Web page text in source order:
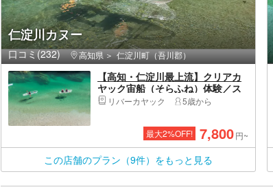
仁淀川カヌー
口コミ(232) 高知県 仁淀川町（吾川郡）
【高知・仁淀川最上流】クリアカ
ヤック宙船（そらふね）体験／ス
イーツ付／一眼レフ＆4Kドローン
ル・ファミリーに♪
リバーカヤック 5歳から
最大2%OFF! 7,800円~
この店舗のプラン（9件）をもっと見る